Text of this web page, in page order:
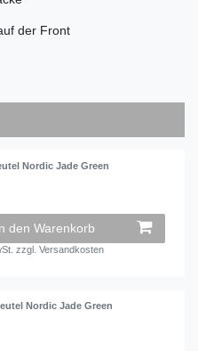
der Front
Nordic Jade Green
den Warenkorb
zzgl.Versandkosten
Nordic Jade Green